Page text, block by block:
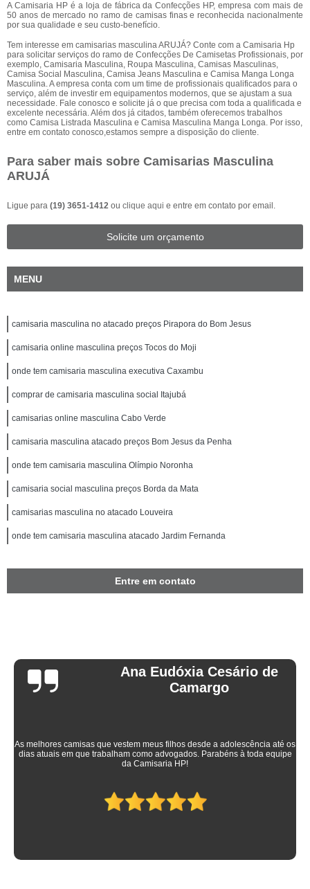
A Camisaria HP é a loja de fábrica da Confecções HP, empresa com mais de
50 anos de mercado no ramo de camisas finas e reconhecida nacionalmente
por sua qualidade e seu custo-benefício.
Tem interesse em camisarias masculina ARUJÁ? Conte com a Camisaria Hp
para solicitar serviços do ramo de Confecções De Camisetas Profissionais, por
exemplo, Camisaria Masculina, Roupa Masculina, Camisas Masculinas,
Camisa Social Masculina, Camisa Jeans Masculina e Camisa Manga Longa
Masculina. A empresa conta com um time de profissionais qualificados para o
serviço, além de investir em equipamentos modernos, que se ajustam a sua
necessidade. Fale conosco e solicite já o que precisa com toda a qualificada e
excelente necessária. Além dos já citados, também oferecemos trabalhos
como Camisa Listrada Masculina e Camisa Masculina Manga Longa. Por isso,
entre em contato conosco,estamos sempre a disposição do cliente.
Para saber mais sobre Camisarias Masculina
ARUJÁ
Ligue para (19) 3651-1412 ou clique aqui e entre em contato por email.
Solicite um orçamento
MENU
camisaria masculina no atacado preços Pirapora do Bom Jesus
camisaria online masculina preços Tocos do Moji
onde tem camisaria masculina executiva Caxambu
comprar de camisaria masculina social Itajubá
camisarias online masculina Cabo Verde
camisaria masculina atacado preços Bom Jesus da Penha
onde tem camisaria masculina Olímpio Noronha
camisaria social masculina preços Borda da Mata
camisarias masculina no atacado Louveira
onde tem camisaria masculina atacado Jardim Fernanda
Entre em contato
Ana Eudóxia Cesário de
Camargo
As melhores camisas que vestem meus filhos desde a adolescência até os
dias atuais em que trabalham como advogados. Parabéns à toda equipe
da Camisaria HP!